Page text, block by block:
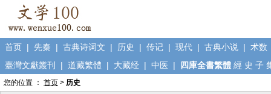
首页 | 先秦 | 古典诗词文 | 历史 | 传记 | 现代 | 古典小说 | 术数
臺灣文獻叢刊
| 道藏繁體 | 大藏经 | 中医 | 四庫全書繁體 經 史 子
您的位置 ： 首页 > 历史